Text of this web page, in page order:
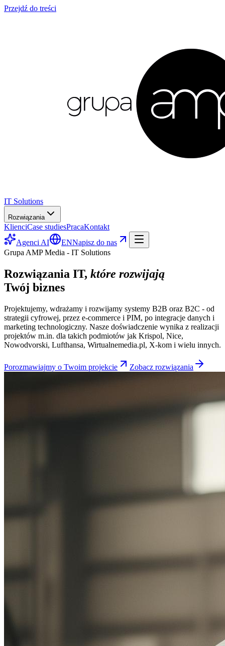
Przejdź do treści
IT Solutions
Rozwiązania
KlienciCase studiesPracaKontakt
Agenci AI
ENNapisz do nas
Grupa AMP Media - IT Solutions
Rozwiązania IT, które rozwijają
Twój biznes
Projektujemy, wdrażamy i rozwijamy systemy B2B oraz B2C - od
strategii cyfrowej, przez e-commerce i PIM, po integracje danych i
marketing technologiczny. Nasze doświadczenie wynika z realizacji
projektów m.in. dla takich podmiotów jak Krispol, Nice,
Nowodvorski, Lufthansa, Wirtualnemedia.pl, X-kom i wielu innych.
Porozmawiajmy o Twoim projekcie Zobacz rozwiązania